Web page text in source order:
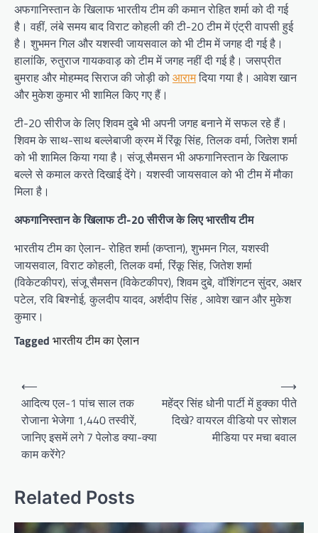
अफगानिस्तान के खिलाफ भारतीय टीम की कमान रोहित शर्मा को दी गई
है। वहीं, लंबे समय बाद विराट कोहली की टी-20 टीम में एंट्री वापसी हुई
है। शुभमन गिल और यशस्वी जायसवाल को भी टीम में जगह दी गई है।
हालांकि, रुतुराज गायकवाड़ को टीम में जगह नहीं दी गई है। जसप्रीत
बुमराह और मोहम्मद सिराज की जोड़ी कोआरामदिया गया है। आवेश खान
और मुकेश कुमार भी शामिल किए गए हैं।
टी-20 सीरीज के लिए शिवम दुबे भी अपनी जगह बनाने में सफल रहे हैं।
शिवम के साथ-साथ बल्लेबाजी क्रम में रिंकू सिंह, तिलक वर्मा, जितेश शर्मा
को भी शामिल किया गया है। संजू सैमसन भी अफगानिस्तान के खिलाफ
बल्ले से कमाल करते दिखाई देंगे। यशस्वी जायसवाल को भी टीम में मौका
मिला है।
अफगानिस्तान के खिलाफ टी-20 सीरीज के लिए भारतीय टीम
भारतीय टीम का ऐलान- रोहित शर्मा (कप्तान), शुभमन गिल, यशस्वी
जायसवाल, विराट कोहली, तिलक वर्मा, रिंकू सिंह, जितेश शर्मा
(विकेटकीपर), संजू सैमसन (विकेटकीपर), शिवम दुबे, वॉशिंगटन सुंदर, अक्षर
पटेल, रवि बिश्नोई, कुलदीप यादव, अर्शदीप सिंह , आवेश खान और मुकेश
कुमार।
Tagged भारतीय टीम का ऐलान
Post
navigation
⟵
आदित्‍य एल-1 पांच साल तक
रोजाना भेजेगा 1,440 तस्‍वीरें,
जानिए इसमें लगे 7 पेलोड क्या-क्या
काम करेंगे?
महेंद्र सिंह धोनी पार्टी में हुक्का पीते
दिखे? वायरल वीडियो पर सोशल
मीडिया पर मचा बवाल
⟶
Related Posts